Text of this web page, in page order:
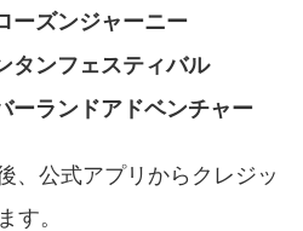
ーズンジャーニー
タンフェスティバル
ーランドアドベンチャー
、公式アプリからクレジッ
す。